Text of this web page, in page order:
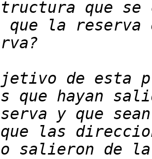
que la reserva
de esta
y que
salieron de